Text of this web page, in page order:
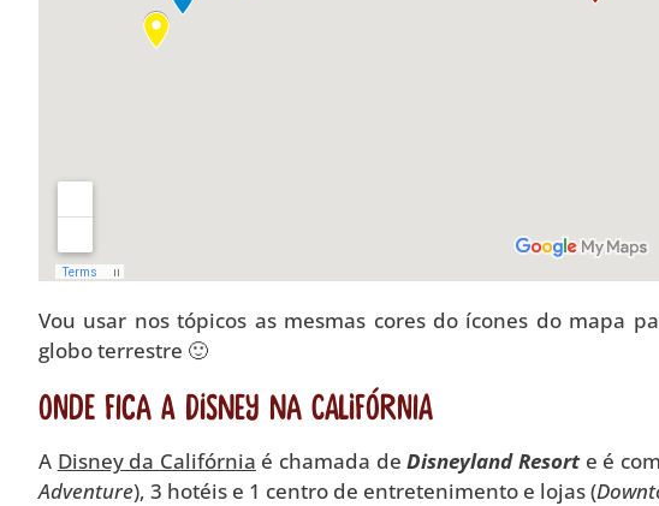
Vou usar nos tópicos as mesmas cores do ícones do mapa
globo terrestre 🙂
Onde fica a Disney na Califórnia
A Disney da Califórnia é chamada deDisneyland Resorte é
Adventure), 3 hotéis e 1 centro de entretenimento e lojas (